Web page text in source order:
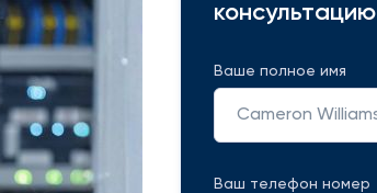
консультацию
Ваше полное имя
Ваш телефон номер